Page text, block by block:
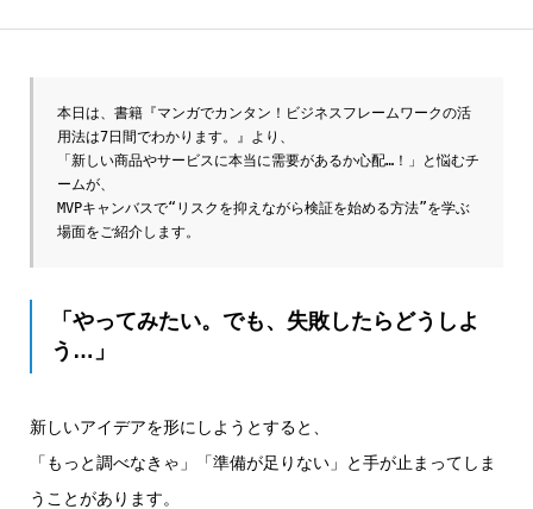
本日は、書籍『マンガでカンタン！ビジネスフレームワークの活
用法は7日間でわかります。』より、
「新しい商品やサービスに本当に需要があるか心配…！」と悩むチ
ームが、
MVPキャンバスで“リスクを抑えながら検証を始める方法”を学ぶ
場面をご紹介します。
「やってみたい。でも、失敗したらどうしよ
う…」
新しいアイデアを形にしようとすると、
「もっと調べなきゃ」「準備が足りない」と手が止まってしま
うことがあります。